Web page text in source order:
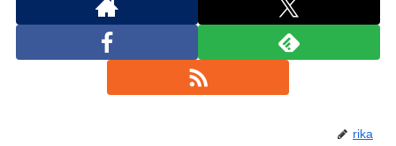
rika